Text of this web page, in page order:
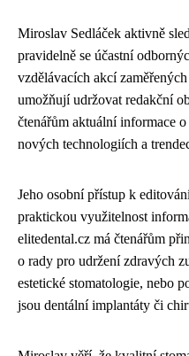
Miroslav Sedláček aktivně
pravidelně se účastní
vzdělávacích akcí
umožňují udržovat redakční
čtenářům aktuální informace
nových technologiích a
Jeho osobní přístup k
praktickou využitelnost
elitedental.cz má čtenářům
o rady pro udržení zdravých
estetické stomatologie, nebo
jsou dentální implantáty či